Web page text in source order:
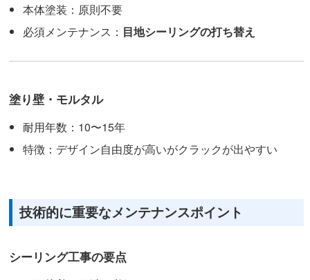
本体塗装：原則不要
必須メンテナンス： 目地シーリングの打ち替え
塗り壁・モルタル
耐用年数：10〜15年
特徴：デザイン自由度が高いがクラックが出やすい
技術的に重要なメンテナンスポイント
シーリング工事の要点